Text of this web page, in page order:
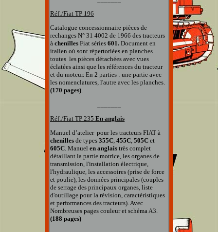
Réf:/Fiat TP 196
Catalogue concessionnaire pièces de
rechanges N° 31 4002 de 1966 des tracteurs
à chenilles Fiat séries 601. Document en
italien où sont répertoriées en planches
toutes les pièces détachées avec vues
éclatées ainsi que les références du tracteur
et du moteur. En 2 parties : une partie avec
les nomenclatures, l'autre avec les planches.
(170 pages).
Réf:/Fiat TP 235 En anglais
Manuel d’atelier pour les tracteurs FIAT à
chenilles de types 355C, 455C, 505C et
605C. Manuel en anglais très complet
détaillant la partie motrice, les organes de
transmission, l'installation électrique,
l'hydraulique, les accessoires (prise de force
et poulie), les données principales (couples
de serrage des principaux organes, liste
d'outillage pour la révision, caractéristiques
et performances des tracteurs). Avec
Nombreuses pages couleur et schéma A3.
(188 pages)